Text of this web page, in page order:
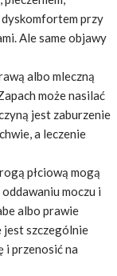
dyskomfortem przy
Ale same objawy
albo mleczną
może nasilać
jest zaburzenie
a leczenie
płciową mogą
moczu i
albo prawie
jest szczególnie
i przenosić na